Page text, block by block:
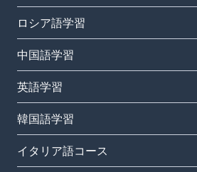
ロシア語学習
中国語学習
英語学習
韓国語学習
イタリア語コース